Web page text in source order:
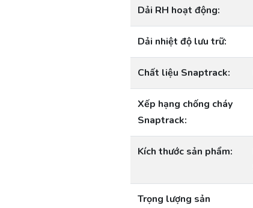
Dải RH hoạt động:
Dải nhiệt độ lưu trữ:
Chất liệu Snaptrack:
Xếp hạng chống cháy
Snaptrack:
Kích thước sản phẩm:
Trọng lượng sản